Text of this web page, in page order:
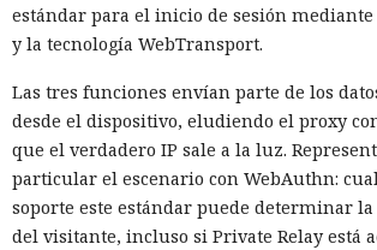
estándar para el inicio de sesión mediante
y la tecnología WebTransport.
Las tres funciones envían parte de los
desde el dispositivo, eludiendo el proxy
que el verdadero IP sale a la luz.
particular el escenario con WebAuthn:
soporte este estándar puede determinar
del visitante, incluso si Private Relay está